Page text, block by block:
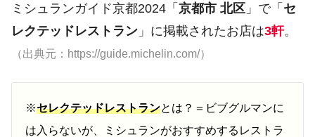
ミシュランガイド京都2024「 京都市 北区 」で「 セ
レクテッドレストラン 」に掲載されたお店は3軒。
（出典元：https://guide.michelin.com/）
※セレクテッドレストランとは？＝ビブグルマンに
は入らないが、ミシュランがおすすめするレストラ